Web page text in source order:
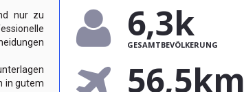
nur zu
in gutem
6,3k
GESAMTBEVÖLKERUNG
56,5km